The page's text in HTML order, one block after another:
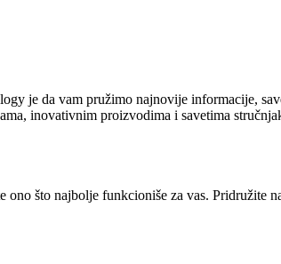
je da vam pružimo najnovije informacije,
inovativnim proizvodima i savetima
što najbolje funkcioniše za vas. Pridružite